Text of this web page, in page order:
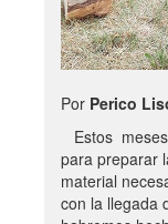
Por Perico
Estos
para preparar
material
con la llegada